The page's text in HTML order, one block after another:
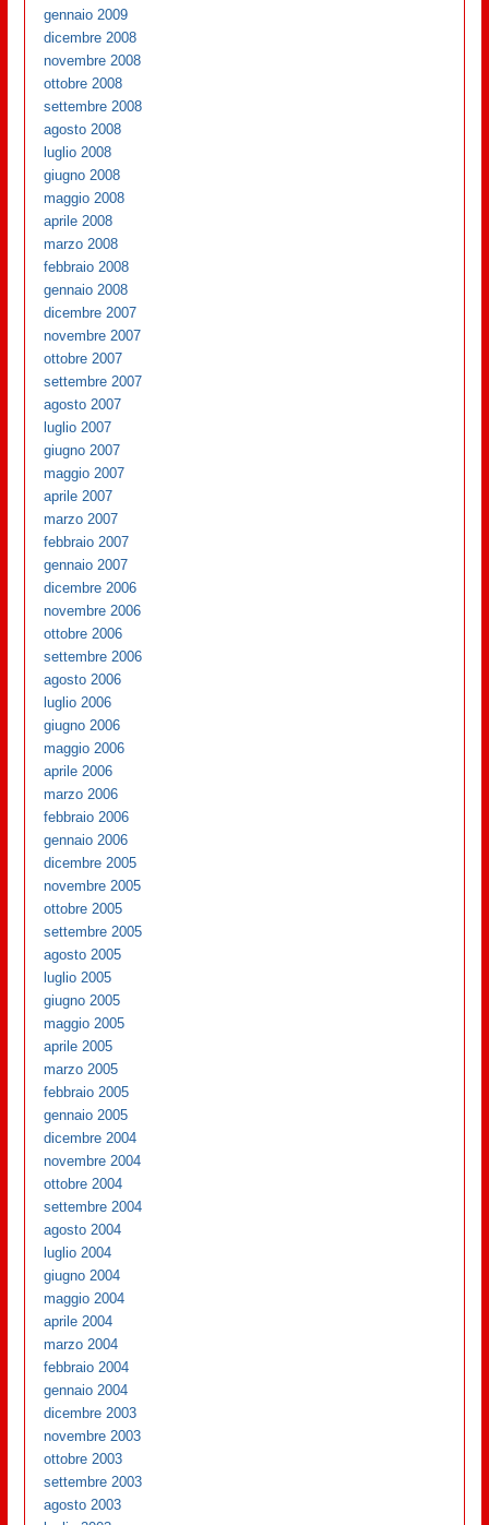
gennaio 2009
dicembre 2008
novembre 2008
ottobre 2008
settembre 2008
agosto 2008
luglio 2008
giugno 2008
maggio 2008
aprile 2008
marzo 2008
febbraio 2008
gennaio 2008
dicembre 2007
novembre 2007
ottobre 2007
settembre 2007
agosto 2007
luglio 2007
giugno 2007
maggio 2007
aprile 2007
marzo 2007
febbraio 2007
gennaio 2007
dicembre 2006
novembre 2006
ottobre 2006
settembre 2006
agosto 2006
luglio 2006
giugno 2006
maggio 2006
aprile 2006
marzo 2006
febbraio 2006
gennaio 2006
dicembre 2005
novembre 2005
ottobre 2005
settembre 2005
agosto 2005
luglio 2005
giugno 2005
maggio 2005
aprile 2005
marzo 2005
febbraio 2005
gennaio 2005
dicembre 2004
novembre 2004
ottobre 2004
settembre 2004
agosto 2004
luglio 2004
giugno 2004
maggio 2004
aprile 2004
marzo 2004
febbraio 2004
gennaio 2004
dicembre 2003
novembre 2003
ottobre 2003
settembre 2003
agosto 2003